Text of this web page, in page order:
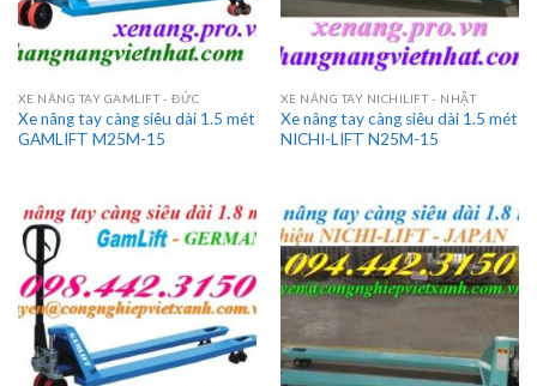
XE NÂNG TAY GAMLIFT - ĐỨC
Xe nâng tay càng siêu dài 1.5 mét
GAMLIFT M25M-15
XE NÂNG TAY NICHILIFT - NHẬT
Xe nâng tay càng siêu dài 1.5 mét
NICHI-LIFT N25M-15